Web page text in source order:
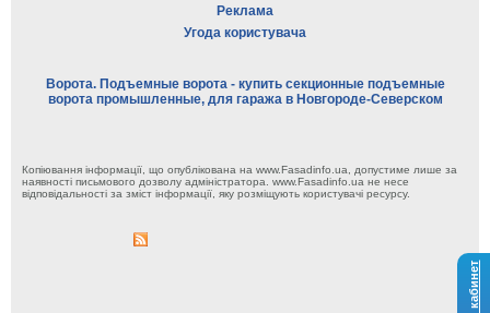
Реклама
Угода користувача
Ворота. Подъемные ворота - купить секционные подъемные
ворота промышленные, для гаража в Новгороде-Северском
Копіювання інформації, що опублікована на www.Fasadinfo.ua, допустиме лише за
наявності письмового дозволу адміністратора. www.Fasadinfo.ua не несе
відповідальності за зміст інформації, яку розміщують користувачі ресурсу.